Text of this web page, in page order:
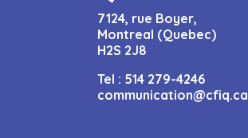
7124, rue Boyer,
Montreal (Quebec)
H2S 2J8
Tel : 514 279-4246
communication@cfiq.ca